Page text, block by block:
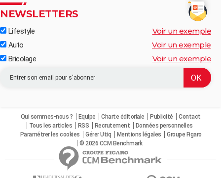
NEWSLETTERS
Lifestyle Voir un exemple
Auto Voir un exemple
Bricolage Voir un exemple
Qui sommes-nous ? Equipe Charte éditoriale Publicité
Contact
Tous les articles
RSS Recrutement
Données personnelles
Paramétrer les cookies
Gérer Utiq Mentions légales
Groupe Figaro
© 2026 CCM Benchmark